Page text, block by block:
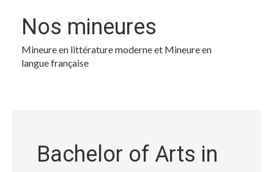
Nos mineures
Mineure en littérature moderne et Mineure en
langue française
Bachelor of Arts in